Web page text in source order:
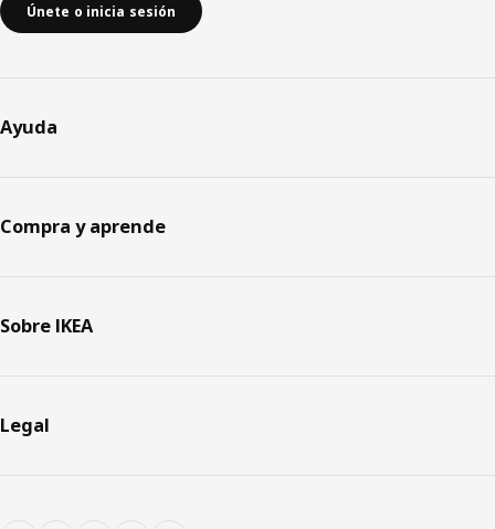
Únete o inicia sesión
Ayuda
Compra y aprende
Sobre IKEA
Legal